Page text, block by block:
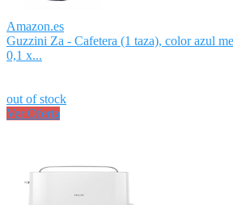
Amazon.es
Guzzini Za - Cafetera (1 taza), color azul
0,1 x...
out of stock
Ver Oferta